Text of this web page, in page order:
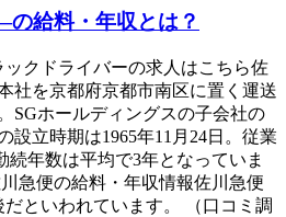
給料・年収とは？
クドライバーの求人はこちら佐
社を京都府京都市南区に置く運送
SGホールディングスの子会社の
設立時期は1965年11月24日。従業
続年数は平均で3年となっていま
急便の給料・年収情報佐川急便
といわれています。 （口コミ調